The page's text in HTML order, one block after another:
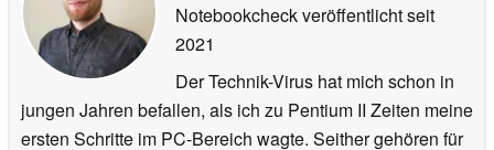
Notebookcheck veröffentlichtseit
2021
Der Technik-Virus hat mich schon in
jungen Jahren befallen, als ich zu Pentium II Zeiten meine
ersten Schritte im PC-Bereich wagte. Seither gehören für